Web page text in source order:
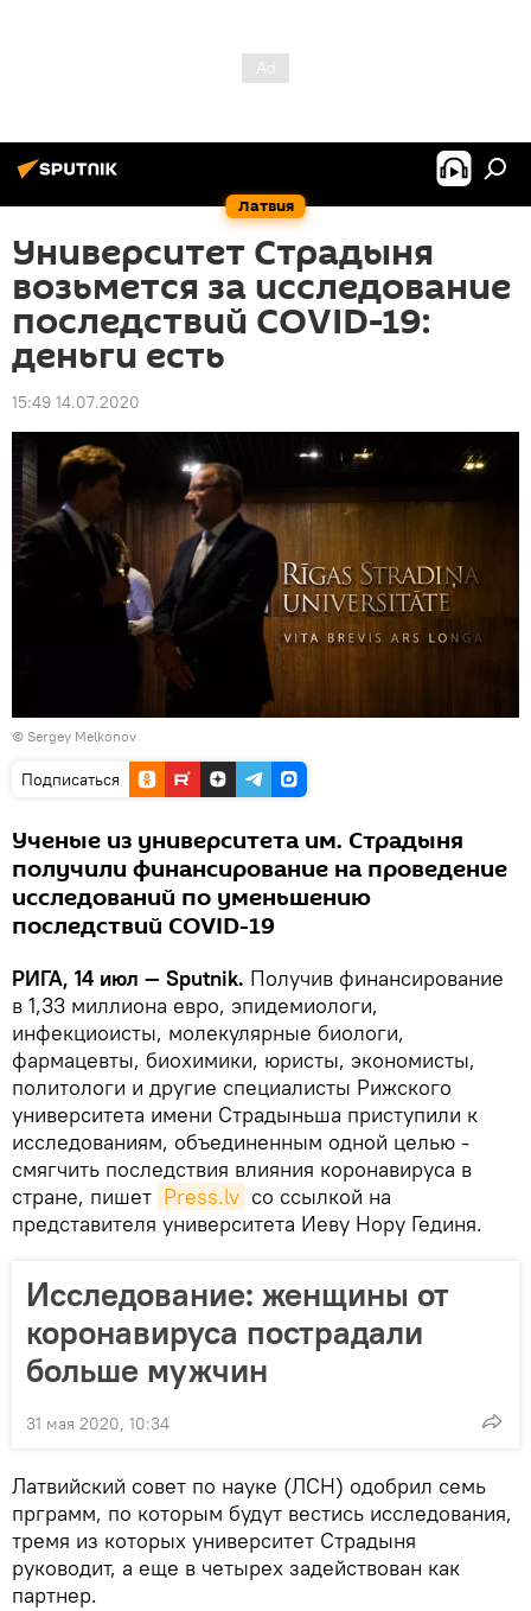
Латвия
Университет Страдыня
возьмется за исследование
последствий COVID-19:
деньги есть
15:49 14.07.2020
© Sergey Melkonov
Подписаться
Ученые из университета им. Страдыня
получили финансирование на проведение
исследований по уменьшению
последствий COVID-19
РИГА, 14 июл — Sputnik. Получив финансирование
в 1,33 миллиона евро, эпидемиологи,
инфекциоисты, молекулярные биологи,
фармацевты, биохимики, юристы, экономисты,
политологи и другие специалисты Рижского
университета имени Страдыньша приступили к
исследованиям, объединенным одной целью -
смягчить последствия влияния коронавируса в
стране, пишет Press.lv со ссылкой на
представителя университета Иеву Нору Гединя.
Исследование: женщины от
коронавируса пострадали
больше мужчин
31 мая 2020, 10:34
Латвийский совет по науке (ЛСН) одобрил семь
прграмм, по которым будут вестись исследования,
тремя из которых университет Страдыня
руководит, а еще в четырех задействован как
партнер.